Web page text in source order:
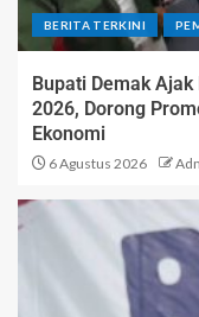
BERITA TERKINI
Bupati Demak
2026, Dorong
Ekonomi
6 Agustus 2026